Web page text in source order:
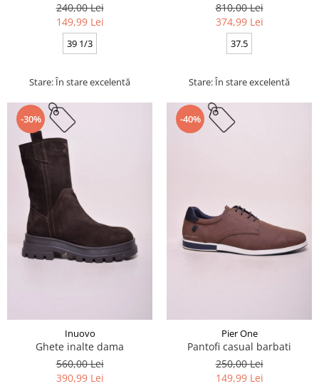
240,00 Lei
149,99 Lei
39 1/3
Stare: În stare excelentă
810,00 Lei
374,99 Lei
37.5
Stare: În stare excelentă
-30%
Inuovo
Ghete inalte dama
560,00 Lei
390,99 Lei
-40%
Pier One
Pantofi casual barbati
250,00 Lei
149,99 Lei